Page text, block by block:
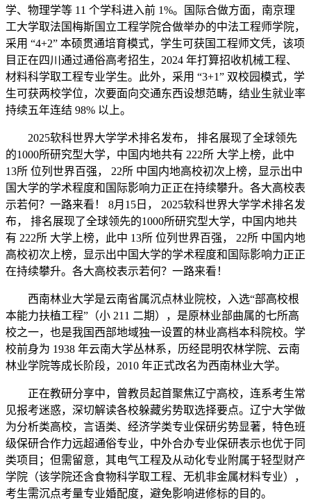
学、物理学等 11 个学科进入前 1%。国际合做方面，南京理
工大学取法国梅斯国立工程学院合做举办的中法工程师学院，
采用 “4+2” 本硕贯通培育模式，学生可获国工程师文凭，该项
目正在四川通过通俗高考招生，2024 年打算招收机械工程、
材料科学取工程专业学生。此外，采用 “3+1” 双校园模式，学
生可获两校学位，次要面向交通东西设想范畴，结业生就业率
持续五年连结 98% 以上。
2025软科世界大学学术排名发布， 排名展现了全球领先
的1000所研究型大学，中国内地共有 222所 大学上榜，此中
13所 位列世界百强， 22所 中国内地高校初次上榜，显示出中
国大学的学术程度和国际影响力正正在持续攀升。各大高校表
示若何？一路来看！ 8月15日， 2025软科世界大学学术排名发
布， 排名展现了全球领先的1000所研究型大学，中国内地共
有 222所 大学上榜，此中 13所 位列世界百强， 22所 中国内地
高校初次上榜，显示出中国大学的学术程度和国际影响力正正
在持续攀升。各大高校表示若何？一路来看！
西南林业大学是云南省属沉点林业院校，入选“部高校根
本能力扶植工程”（小 211 二期），是原林业部曲属的七所高
校之一，也是我国西部地域独一设置的林业高档本科院校。学
校前身为 1938 年云南大学丛林系，历经昆明农林学院、云南
林业学院等成长阶段，2010 年正式改名为西南林业大学。
正在教研分享中，曾教员起首聚焦辽宁高校，连系考生常
见报考迷惑，深切解读各校躲藏劣势取选择要点。辽宁大学做
为分析类高校，言语类、经济学类专业保研劣势显著，特色班
级保研合作力远超通俗专业，中外合办专业保研表示也优于同
类项目；但需留意，其电气工程及从动化专业附属于轻型财产
学院（该学院还含食物科学取工程、无机非金属材料专业），
考生需沉点考量专业婚配度，避免影响进修标的目的。